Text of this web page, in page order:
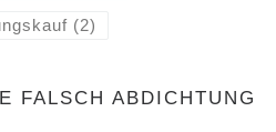
(2)
FALSCH ABDICHTUNG